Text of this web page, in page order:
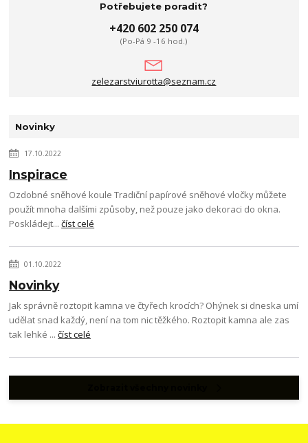
Potřebujete poradit?
+420 602 250 074
(Po-Pá 9 -16 hod.)
zelezarstviurotta@seznam.cz
Novinky
17.10.2022
Inspirace
Ozdobné sněhové koule Tradiční papírové sněhové vločky můžete
použít mnoha dalšími způsoby, než pouze jako dekoraci do okna.
Poskládejt...číst celé
01.10.2022
Novinky
Jak správně roztopit kamna ve čtyřech krocích? Ohýnek si dneska umí
udělat snad každý, není na tom nic těžkého. Roztopit kamna ale zas
tak lehké ...číst celé